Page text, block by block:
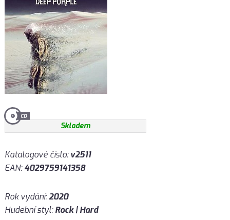
Skladem
Katalogové číslo:v2511
EAN:4029759141358
Rok vydání:2020
Hudební styl:Rock | Hard